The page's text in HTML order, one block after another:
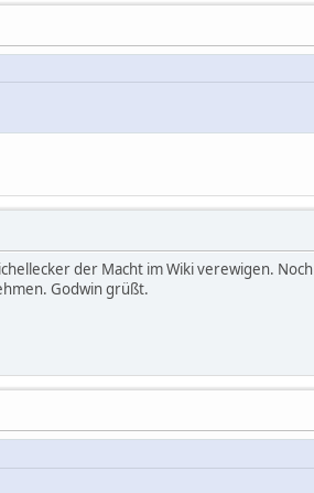
der Macht im Wiki verewigen. Noch
Godwin grüßt.